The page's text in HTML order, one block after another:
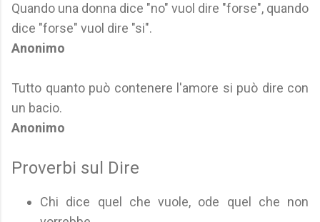
Quando una donna dice "no" vuol dire "forse", quando
dice "forse" vuol dire "si".
Anonimo
Tutto quanto può contenere l'amore si può dire con
un bacio.
Anonimo
Proverbi sul Dire
Chi dice quel che vuole, ode quel che non